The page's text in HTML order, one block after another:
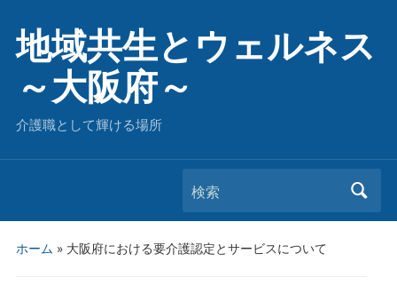
地域共生とウェルネス
～大阪府～
介護職として輝ける場所
検索
ホーム » 大阪府における要介護認定とサービスについて